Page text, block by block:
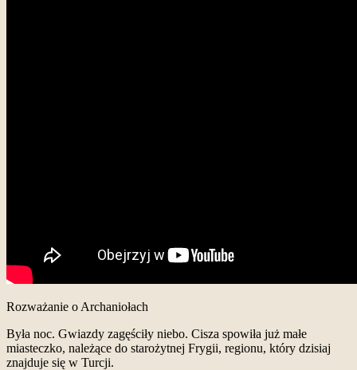
Rozważanie o Archaniołach
Była noc. Gwiazdy zagęściły niebo. Cisza spowiła już małe
miasteczko, należące do starożytnej Frygii, regionu, który dzisiaj
znajduje się w Turcji.